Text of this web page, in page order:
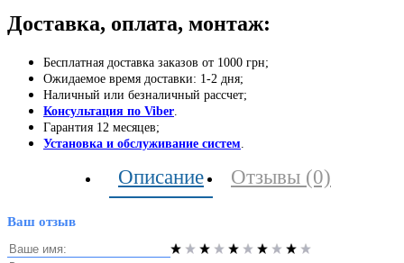
Доставка, оплата, монтаж:
Бесплатная доставка заказов от 1000 грн;
Ожидаемое время доставки: 1-2 дня;
Наличный или безналичный рассчет;
Консультация по Viber
Гарантия 12 месяцев;
Установка и обслуживание систем
Описание Отзывы (0)
Ваш отзыв